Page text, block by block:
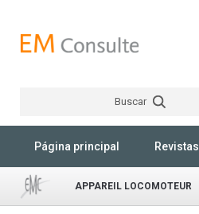
Buscar
Página principal Revistas
APPAREIL LOCOMOTEUR